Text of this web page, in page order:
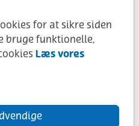
for at sikre siden
bruge funktionelle,
Læs vores